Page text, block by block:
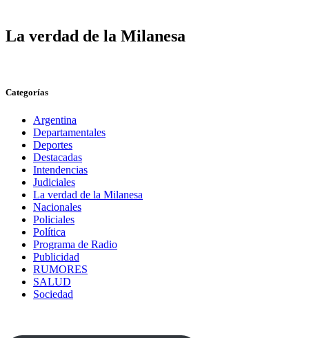
La verdad de la Milanesa
Categorías
Argentina
Departamentales
Deportes
Destacadas
Intendencias
Judiciales
La verdad de la Milanesa
Nacionales
Policiales
Política
Programa de Radio
Publicidad
RUMORES
SALUD
Sociedad